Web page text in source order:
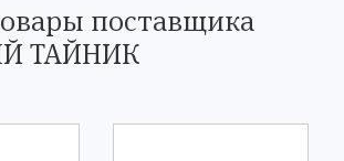
поставщика
ТАЙНИК